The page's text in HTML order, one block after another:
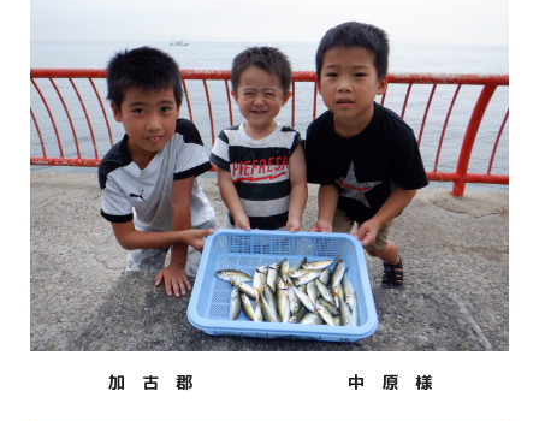
加 古 郡 中 原 様